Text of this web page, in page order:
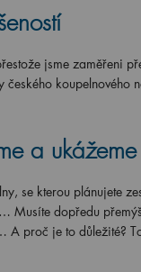
jsme zaměřeni
a
se kterou plánujete
Musíte dopředu
A proč je to důležité?